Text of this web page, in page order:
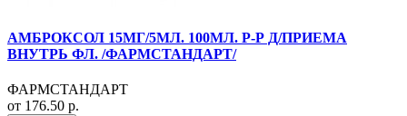
АМБРОКСОЛ 15МГ/5МЛ. 100МЛ. Р-Р Д/ПРИЕМА
ВНУТРЬ ФЛ. /ФАРМСТАНДАРТ/
ФАРМСТАНДАРТ
от 176.50 р.